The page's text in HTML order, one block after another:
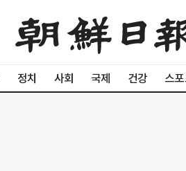
정치 사회 국제 건강 스